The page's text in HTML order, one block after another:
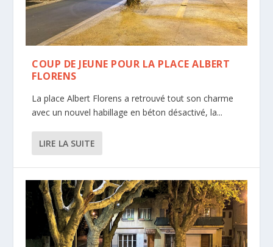
COUP DE JEUNE POUR LA PLACE ALBERT
FLORENS
La place Albert Florens a retrouvé tout son charme
avec un nouvel habillage en béton désactivé, la...
LIRE LA SUITE